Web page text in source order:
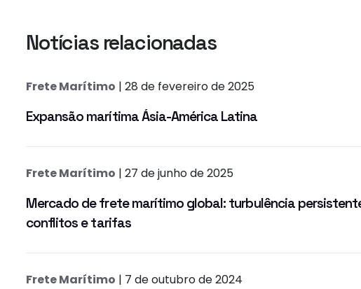
Notícias relacionadas
Frete Marítimo | 28 de fevereiro de 2025
Expansão marítima Ásia-América Latina
Frete Marítimo | 27 de junho de 2025
Mercado de frete marítimo global: turbulência
conflitos e tarifas
Frete Marítimo | 7 de outubro de 2024